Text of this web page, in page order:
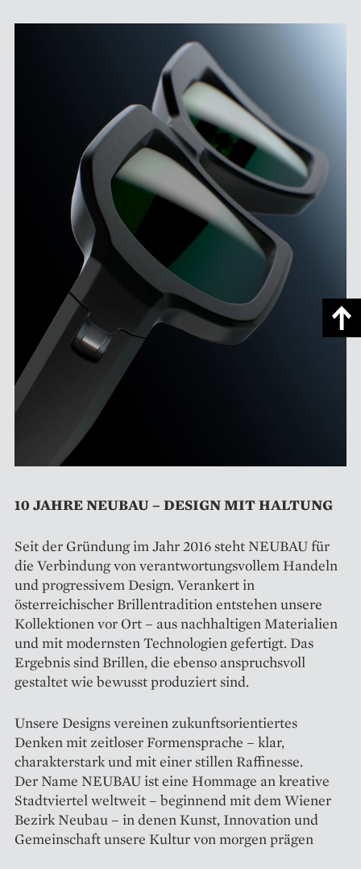
10 JAHRE NEUBAU – DESIGN MIT HALTUNG
Seit der Gründung im Jahr 2016 steht NEUBAU für
die Verbindung von verantwortungsvollem Handeln
und progressivem Design. Verankert in
österreichischer Brillentradition entstehen unsere
Kollektionen vor Ort – aus nachhaltigen Materialien
und mit modernsten Technologien gefertigt. Das
Ergebnis sind Brillen, die ebenso anspruchsvoll
gestaltet wie bewusst produziert sind.
Unsere Designs vereinen zukunftsorientiertes
Denken mit zeitloser Formensprache – klar,
charakterstark und mit einer stillen Raffinesse.
Der Name NEUBAU ist eine Hommage an kreative
Stadtviertel weltweit – beginnend mit dem Wiener
Bezirk Neubau – in denen Kunst, Innovation und
Gemeinschaft unsere Kultur von morgen prägen